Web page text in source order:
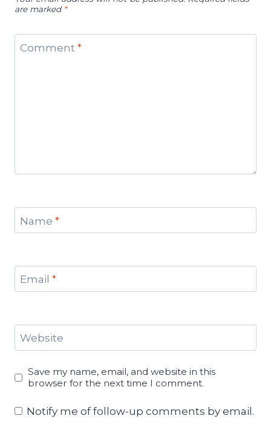
are marked *
Comment *
Name *
Email *
Website
Save my name, email, and website in this
browser for the next time I comment.
Notify me of follow-up comments by email.